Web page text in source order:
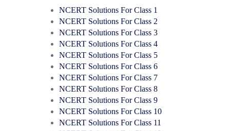
NCERT Solutions For Class 1
NCERT Solutions For Class 2
NCERT Solutions For Class 3
NCERT Solutions For Class 4
NCERT Solutions For Class 5
NCERT Solutions For Class 6
NCERT Solutions For Class 7
NCERT Solutions For Class 8
NCERT Solutions For Class 9
NCERT Solutions For Class 10
NCERT Solutions For Class 11